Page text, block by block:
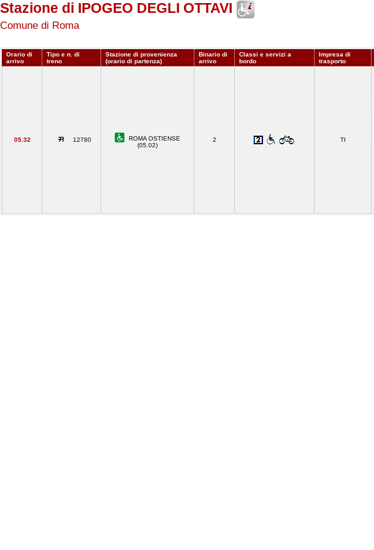
Stazione di IPOGEO DEGLI OTTAVI
Comune di Roma
Orario di
arrivo
Tipo e n. di
treno
Stazione di provenienza
(orario di partenza)
Binario di
arrivo
Classi e servizi a
bordo
Impresa di
trasporto
05.32 12780
ROMA OSTIENSE
(05.02)
2 TI